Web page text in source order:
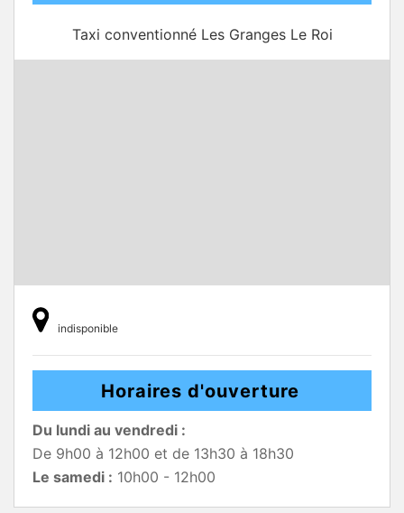
Taxi conventionné Les Granges Le Roi
indisponible
Horaires d'ouverture
Du lundi au vendredi :
De 9h00 à 12h00 et de 13h30 à 18h30
Le samedi : 10h00 - 12h00